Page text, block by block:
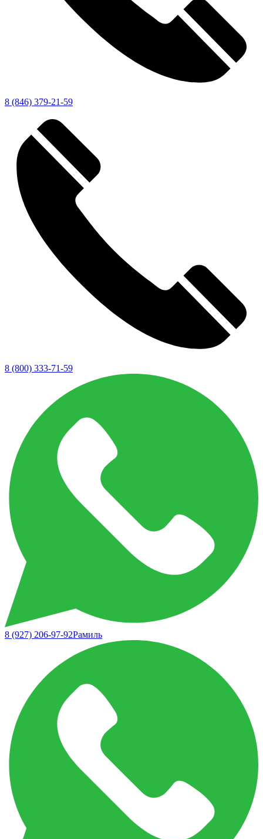
8 (846) 379-21-59
8 (800) 333-71-59
8 (927) 206-97-92Рамиль